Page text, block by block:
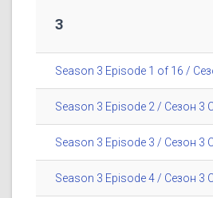
3
Season 3 Episode 1 of 16 /
Season 3 Episode 2 / Сезон 3
Season 3 Episode 3 / Сезон 3
Season 3 Episode 4 / Сезон 3